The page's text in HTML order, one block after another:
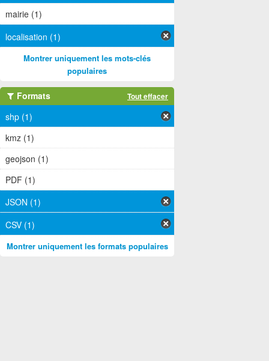
mairie (1)
localisation (1)
Montrer uniquement les mots-clés
populaires
Formats Tout effacer
shp (1)
kmz (1)
geojson (1)
PDF (1)
JSON (1)
CSV (1)
Montrer uniquement les formats populaires